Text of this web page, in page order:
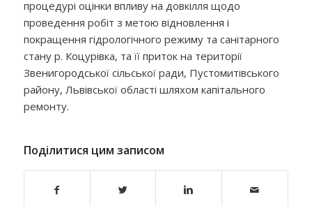
процедурі оцінки впливу на довкілля щодо
проведення робіт з метою відновлення і
покращення гідрологічного режиму та санітарного
стану р. Коцурівка, та її приток на території
Звенигородської сільської ради, Пустомитівського
району, Львівської області шляхом капітального
ремонту.
Поділитися цим записом